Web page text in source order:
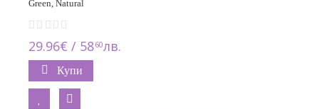
Green, Natural
29.96€ / 5860лв.
Купи